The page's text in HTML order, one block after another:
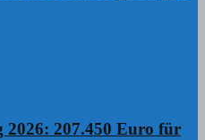
207.450 Euro für